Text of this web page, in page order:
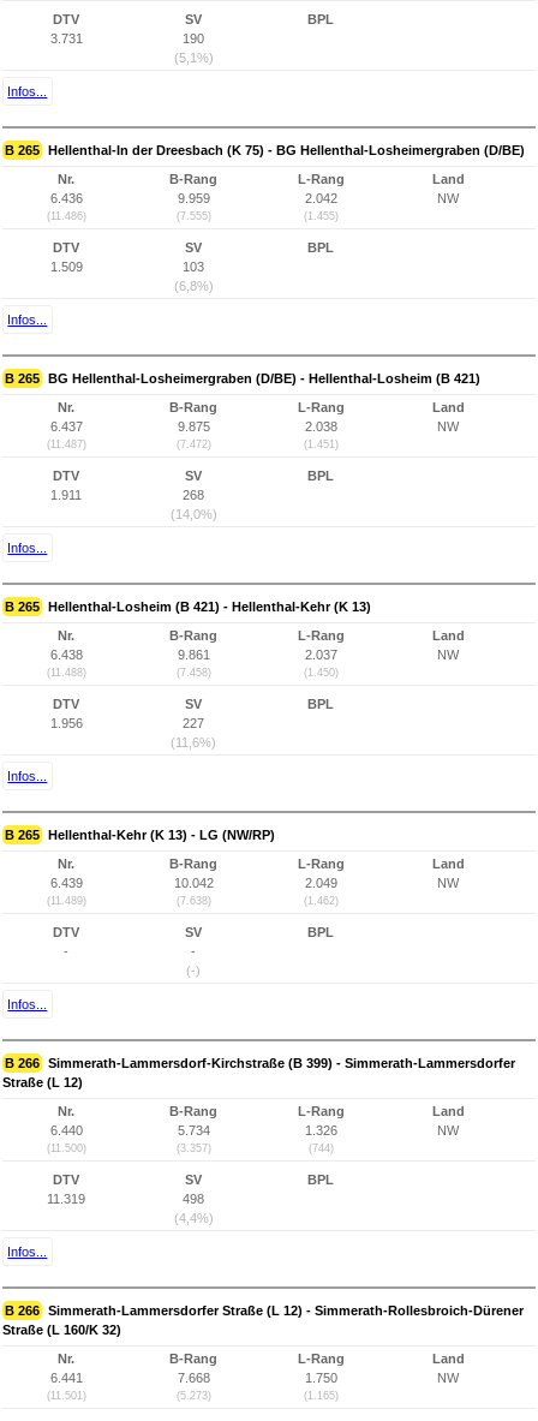
DTV
3.731
SV
190
(5,1%)
BPL
Infos...
B 265 Hellenthal-In der Dreesbach (K 75) - BG Hellenthal-Losheimergraben (D/BE)
Nr.
6.436
(11.486)
B-Rang
9.959
(7.555)
L-Rang
2.042
(1.455)
Land
NW
DTV
1.509
SV
103
(6,8%)
BPL
Infos...
B 265 BG Hellenthal-Losheimergraben (D/BE) - Hellenthal-Losheim (B 421)
Nr.
6.437
(11.487)
B-Rang
9.875
(7.472)
L-Rang
2.038
(1.451)
Land
NW
DTV
1.911
SV
268
(14,0%)
BPL
Infos...
B 265 Hellenthal-Losheim (B 421) - Hellenthal-Kehr (K 13)
Nr.
6.438
(11.488)
B-Rang
9.861
(7.458)
L-Rang
2.037
(1.450)
Land
NW
DTV
1.956
SV
227
(11,6%)
BPL
Infos...
B 265 Hellenthal-Kehr (K 13) - LG (NW/RP)
Nr.
6.439
(11.489)
B-Rang
10.042
(7.638)
L-Rang
2.049
(1.462)
Land
NW
DTV
-
SV
-
(-)
BPL
Infos...
B 266 Simmerath-Lammersdorf-Kirchstraße (B 399) - Simmerath-Lammersdorfer
Straße (L 12)
Nr.
6.440
(11.500)
B-Rang
5.734
(3.357)
L-Rang
1.326
(744)
Land
NW
DTV
11.319
SV
498
(4,4%)
BPL
Infos...
B 266 Simmerath-Lammersdorfer Straße (L 12) - Simmerath-Rollesbroich-Dürener
Straße (L 160/K 32)
Nr.
6.441
(11.501)
B-Rang
7.668
(5.273)
L-Rang
1.750
(1.165)
Land
NW